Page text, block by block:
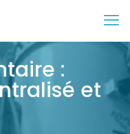
:
et